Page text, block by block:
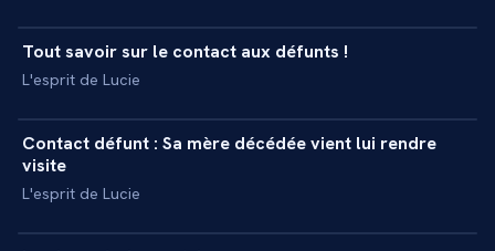
MASTERCLASS
Tout savoir sur le contact aux défunts !
L'esprit de Lucie
REPORTAGE
Contact défunt : Sa mère décédée vient lui rendre
visite
L'esprit de Lucie